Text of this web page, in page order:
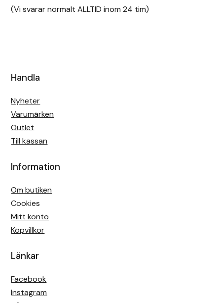
(Vi svarar normalt ALLTID inom 24 tim)
Handla
Nyheter
Varumärken
Outlet
Till kassan
Information
Om butiken
Cookies
Mitt konto
Köpvillkor
Länkar
Facebook
Instagram